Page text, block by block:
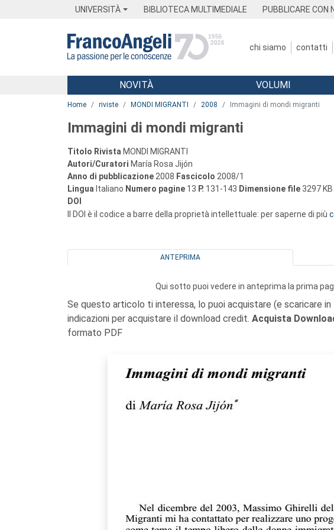
UNIVERSITÀ BIBLIOTECA MULTIMEDIALE PUBBLICARE CON
chi siamo contatti
Menu
NOVITÀ VOLUMI
Home riviste MONDI MIGRANTI 2008 Immagini di mondi migranti
Immagini di mondi migranti
Titolo Rivista MONDI MIGRANTI
Autori/Curatori María Rosa Jijón
Anno di pubblicazione 2008 Fascicolo 2008/1
Lingua Italiano Numero pagine 13 P. 131-143 Dimensione file 3297 KB
DOI
Il DOI è il codice a barre della proprietà intellettuale: per saperne di più
ANTEPRIMA
Qui sotto puoi vedere in anteprima la prima
Se questo articolo ti interessa, lo puoi acquistare (e scaricare
indicazioni per acquistare il download credit. Acquista
formato PDF